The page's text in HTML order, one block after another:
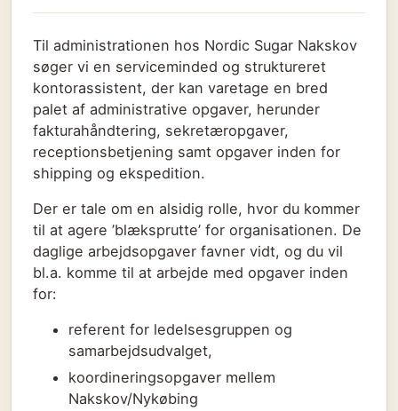
Til administrationen hos Nordic Sugar Nakskov
søger vi en serviceminded og struktureret
kontorassistent, der kan varetage en bred
palet af administrative opgaver, herunder
fakturahåndtering, sekretæropgaver,
receptionsbetjening samt opgaver inden for
shipping og ekspedition.
Der er tale om en alsidig rolle, hvor du kommer
til at agere ’blæksprutte’ for organisationen. De
daglige arbejdsopgaver favner vidt, og du vil
bl.a. komme til at arbejde med opgaver inden
for:
referent for ledelsesgruppen og
samarbejdsudvalget,
koordineringsopgaver mellem
Nakskov/Nykøbing